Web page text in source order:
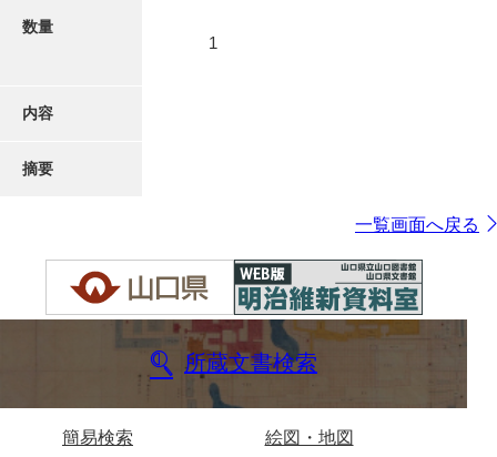
数量
1
内容
摘要
一覧画面へ戻る
所蔵文書検索
簡易検索
絵図・地図